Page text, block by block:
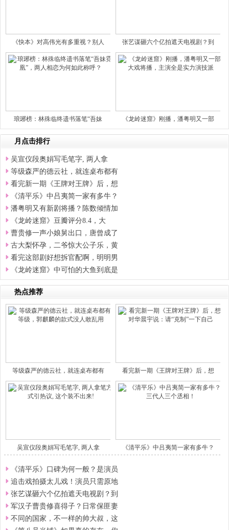
《快本》对高伟光有多重视？别人 张艺谋砸六个亿拍遮天电视剧？到
琅琊榜：林殊临终遗书落笔“吾妹 《龙岭迷窟》刚播，潘粤明又一部
月点击排行
吴宣仪段奥娟写毛笔字, 两人拿
等级森严的德云社，就连桌布都有
看完新一期《王牌对王牌》后，想
《清平乐》中吕夷简一家有多牛？
潘粤明又有新剧将播？陈数倾情加
《龙岭迷窟》豆瓣评分8.4，大
曹贵修一声小娘舅出口，唐曾成了
古大梨怀孕，二爷惊大公子乐，黄
看完这部剧好想拆官配啊，明明男
《龙岭迷窟》中可怕的大鱼到底是
热点推荐
等级森严的德云社，就连桌布都有 看完新一期《王牌对王牌》后，想
吴宣仪段奥娟写毛笔字, 两人拿 《清平乐》中吕夷简一家有多牛？
《清平乐》口碑为何一般？是演员
追击戏拍摄太儿戏！演员只需原地
张艺谋砸六个亿拍遮天电视剧？到
军汉子曹贵修喜得子？日常保匪妻
不同的国家，不一样的帅大叔，这